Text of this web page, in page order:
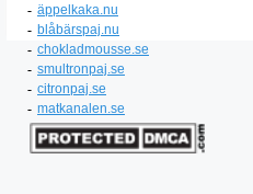
- äppelkaka.nu
- blåbärspaj.nu
- chokladmousse.se
- smultronpaj.se
- citronpaj.se
- matkanalen.se